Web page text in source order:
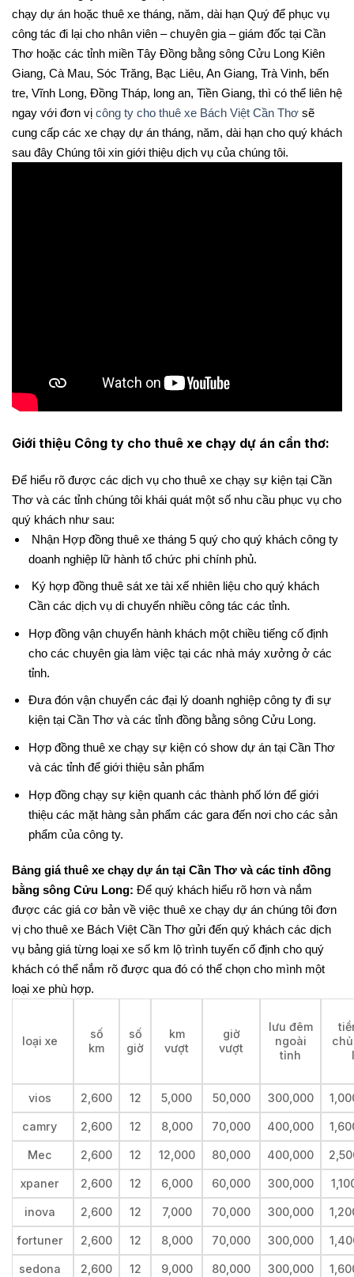
chạy dự án hoặc thuê xe tháng, năm, dài hạn Quý để phục vụ
công tác đi lại cho nhân viên – chuyên gia – giám đốc tại Cần
Thơ hoặc các tỉnh miền Tây Đồng bằng sông Cửu Long Kiên
Giang, Cà Mau, Sóc Trăng, Bạc Liêu, An Giang, Trà Vinh, bến
tre, Vĩnh Long, Đồng Tháp, long an, Tiền Giang, thì có thể liên hệ
ngay với đơn vị công ty cho thuê xe Bách Việt Cần Thơ sẽ
cung cấp các xe chạy dự án tháng, năm, dài hạn cho quý khách
sau đây Chúng tôi xin giới thiệu dịch vụ của chúng tôi.
Giới thiệu Công ty cho thuê xe chạy dự án cần thơ:
Để hiểu rõ được các dịch vụ cho thuê xe chạy sự kiện tại Cần
Thơ và các tỉnh chúng tôi khái quát một số nhu cầu phục vụ cho
quý khách như sau:
doanh nghiệp lữ hành tổ chức phi chính phủ.
Cần các dịch vụ di chuyển nhiều công tác các tỉnh.
Hợp đồng vận chuyển hành khách một chiều tiếng cố định
cho các chuyên gia làm việc tại các nhà máy xưởng ở các
tỉnh.
Đưa đón vận chuyển các đại lý doanh nghiệp công ty đi sự
kiện tại Cần Thơ và các tỉnh đồng bằng sông Cửu Long.
Hợp đồng thuê xe chạy sự kiện có show dự án tại Cần Thơ
và các tỉnh để giới thiệu sản phẩm
Hợp đồng chạy sự kiện quanh các thành phố lớn để giới
thiệu các mặt hàng sản phẩm các gara đến nơi cho các sản
phẩm của công ty.
Bảng giá thuê xe chạy dự án tại Cần Thơ và các tỉnh đồng
bằng sông Cửu Long: Để quý khách hiểu rõ hơn và nắm
được các giá cơ bản về việc thuê xe chạy dự án chúng tôi đơn
vị cho thuê xe Bách Việt Cần Thơ gửi đến quý khách các dịch
vụ bảng giá từng loại xe số km lộ trình tuyến cố định cho quý
khách có thể nắm rõ được qua đó có thể chọn cho mình một
loại xe phù hợp.
loại xe
số
km
số
giờ
km
vượt
giờ
vượt
lưu đêm
ngoài
tỉnh
vios 2,600 12 5,000 50,000 300,000
camry 2,600 12 8,000 70,000 400,000
Mec 2,600 12 12,000 80,000 400,000
xpaner 2,600 12 6,000 60,000 300,000
inova 2,600 12 7,000 70,000 300,000
fortuner 2,600 12 8,000 70,000 300,000
sedona 2,600 12 9,000 80,000 300,000